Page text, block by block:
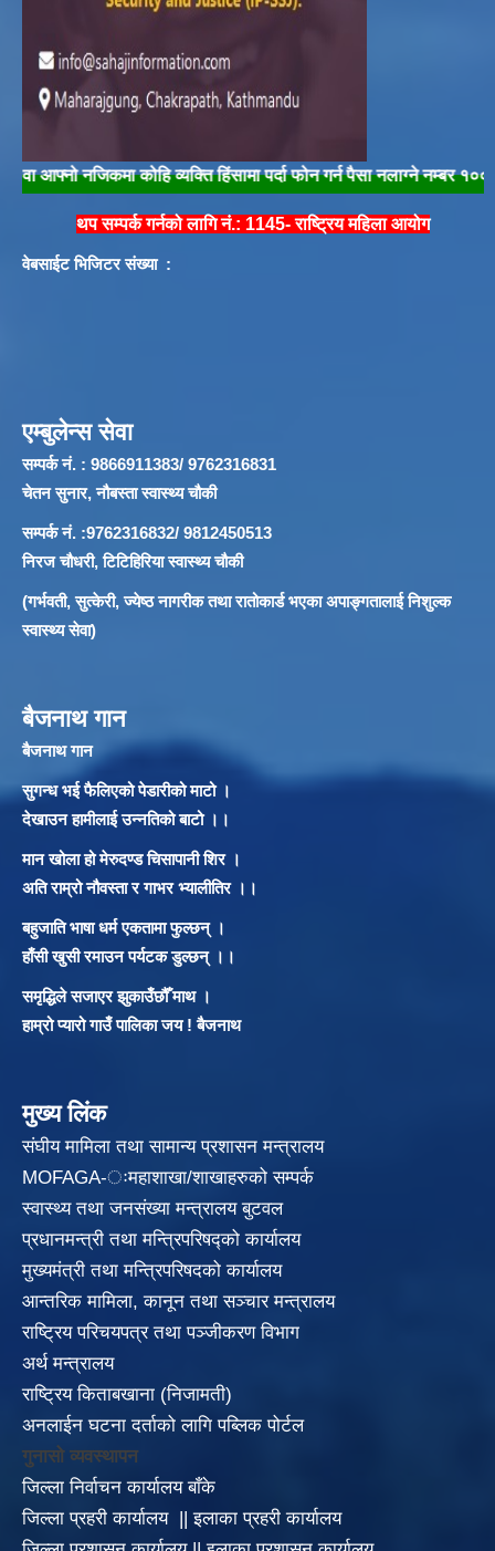
नजिकमा कोहि व्यक्ति हिंसामा पर्दा फोन गर्न पैसा नलाग्ने नम्बर १००/१०४
थप सम्पर्क गर्नको लागि नं.: 1145- राष्ट्रिय महिला आयोग
वेबसाईट भिजिटर संख्या :
एम्बुलेन्स सेवा
सम्पर्क नं. : 9866911383/ 9762316831
चेतन सुनार, नौबस्ता स्वास्थ्य चौकी
सम्पर्क नं. :9762316832/ 9812450513
निरज चौधरी, टिटिहिरिया स्वास्थ्य चौकी
(गर्भवती, सुत्केरी, ज्येष्ठ नागरीक तथा रातोकार्ड भएका अपाङ्गतालाई निशुल्क
स्वास्थ्य सेवा)
बैजनाथ गान
बैजनाथ गान
सुगन्ध भई फैलिएको पेडारीको माटो ।
देखाउन हामीलाई उन्नतिको बाटो ।।
मान खोला हो मेरुदण्ड चिसापानी शिर ।
अति राम्रो नौवस्ता र गाभर भ्यालीतिर ।।
बहुजाति भाषा धर्म एकतामा फुल्छन् ।
हाँसी खुसी रमाउन पर्यटक डुल्छन् ।।
समृद्धिले सजाएर झुकाउँछौँ माथ ।
हाम्रो प्यारो गाउँ पालिका जय ! बैजनाथ
मुख्य लिंक
संघीय मामिला तथा सामान्य प्रशासन मन्त्रालय
MOFAGA-ःमहाशाखा/शाखाहरुको सम्पर्क
स्वास्थ्य तथा जनसंख्या मन्त्रालय बुटवल
प्रधानमन्त्री तथा मन्त्रिपरिषद्को कार्यालय
मुख्यमंत्री तथा मन्त्रिपरिषदको कार्यालय
आन्तरिक मामिला, कानून तथा सञ्चार मन्त्रालय
राष्ट्रिय परिचयपत्र तथा पञ्जीकरण विभाग
अर्थ मन्त्रालय
राष्ट्रिय किताबखाना (निजामती)
अनलाईन घटना दर्ताको लागि पब्लिक पोर्टल
गुनासो व्यवस्थापन
जिल्ला निर्वाचन कार्यालय बाँके
जिल्ला प्रहरी कार्यालय
||इलाका प्रहरी कार्यालय